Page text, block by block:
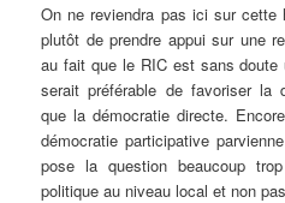
On ne reviendra pas ici sur cette
plutôt de prendre appui sur une
au fait que le RIC est sans doute
serait préférable de favoriser la
que la démocratie directe.
démocratie participative
pose la question beaucoup
politique au niveau local et non